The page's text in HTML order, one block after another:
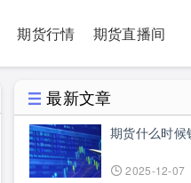
期货行情 期货直播间
最新文章
期货什么时候
2025-12-07